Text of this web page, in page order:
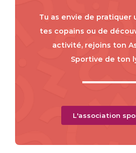
Tu as envie de pratiquer
tes copains ou de
activité, rejoins ton
Sportive de ton
L'association